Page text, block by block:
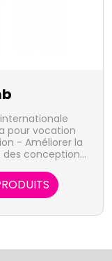
pour vocation
- Améliorer la
des conceptions